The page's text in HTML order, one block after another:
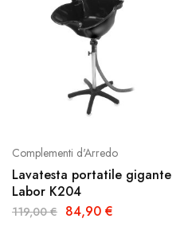
Complementi d'Arredo
Lavatesta portatile gigante
Labor K204
119,00€ 84,90 €